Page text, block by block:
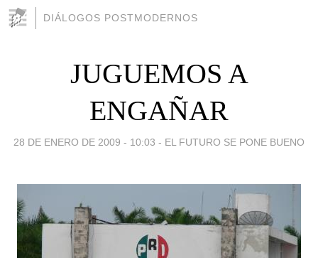
DIÁLOGOS POSTMODERNOS
JUGUEMOS A
ENGAÑAR
28 DE ENERO DE 2009 - 10:03 - EL FUTURO SE PONE BUENO